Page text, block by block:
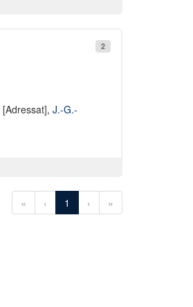
2
[Adressat], J.-G.-
« ‹ 1 › »